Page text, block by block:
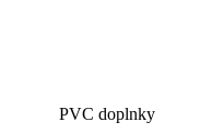
PVC doplnky